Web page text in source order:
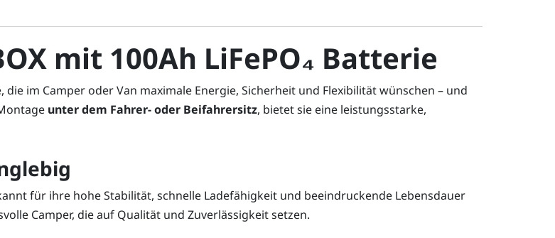
mit 100Ah LiFePO₄ Batterie
die im Camper oder Van maximale Energie, Sicherheit und Flexibilität wünschen – und
unter dem Fahrer- oder Beifahrersitz, bietet sie eine leistungsstarke,
für ihre hohe Stabilität, schnelle Ladefähigkeit und beeindruckende Lebensdauer
Camper, die auf Qualität und Zuverlässigkeit setzen.